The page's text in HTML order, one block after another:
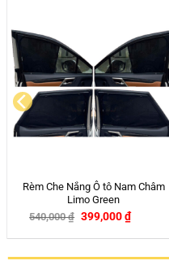
HOT
Rèm che nắng ô tô nam châm
HONDA HRV chính hãng APA
540,000₫ 399,000₫